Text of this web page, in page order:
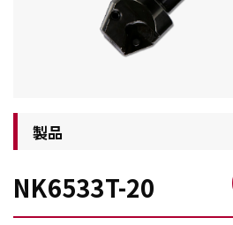
工具・部品一覧
製品
NK6533T-20